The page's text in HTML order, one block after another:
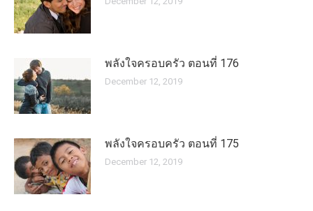
พลังใจครอบครัว ตอนที่ 176
December 12, 2019
พลังใจครอบครัว ตอนที่ 175
December 12, 2019